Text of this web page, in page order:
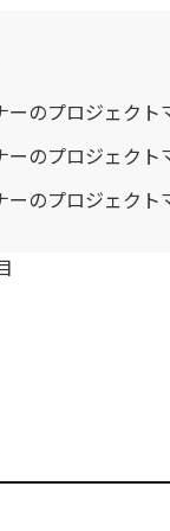
ーのプロジェクト
ーのプロジェクト
ーのプロジェクト